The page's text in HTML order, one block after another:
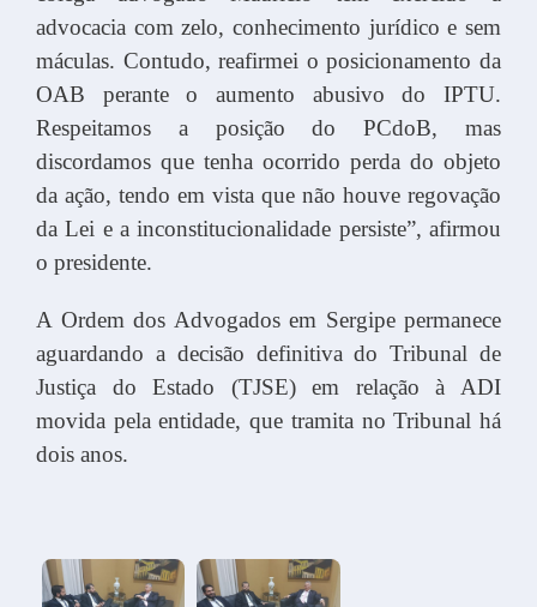
advocacia com zelo, conhecimento jurídico e sem
máculas. Contudo, reafirmei o posicionamento da
OAB perante o aumento abusivo do IPTU.
Respeitamos a posição do PCdoB, mas
discordamos que tenha ocorrido perda do objeto
da ação, tendo em vista que não houve regovação
da Lei e a inconstitucionalidade persiste”, afirmou
o presidente.
A Ordem dos Advogados em Sergipe permanece
aguardando a decisão definitiva do Tribunal de
Justiça do Estado (TJSE) em relação à ADI
movida pela entidade, que tramita no Tribunal há
dois anos.